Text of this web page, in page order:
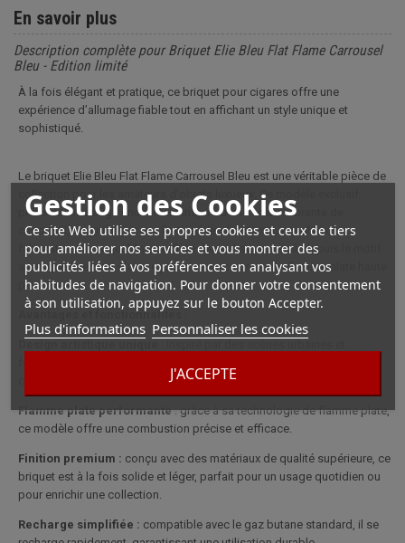
Gestion des Cookies
Ce site Web utilise ses propres cookies et ceux de tiers
pour améliorer nos services et vous montrer des
publicités liées à vos préférences en analysant vos
habitudes de navigation. Pour donner votre consentement
à son utilisation, appuyez sur le bouton Accepter.
Plus d'informations Personnaliser les cookies
J'ACCEPTE
En savoir plus
Description complète pour Briquet Elie Bleu Flat Flame Carrousel
Bleu - Edition limité
À la fois élégant et pratique, ce briquet pour cigares offre une
expérience d’allumage fiable tout en affichant un style unique et
sophistiqué.
Le briquet Elie Bleu Flat Flame Carrousel Bleu est une véritable pièce de
collection pour les amateurs d'objets luxueux. Ce modèle exclusif
présente un design enchanteur inspiré d’une scène vibrante de
carrousel, magnifié par une finition bleu éclatant. La qualité de
fabrication remarquable se reflète dans chaque détail, depuis le motif
artistique finement élaboré jusqu’au mécanisme de flamme plate haute
performance.
Avantages et fonctionnalités :
Flamme plate performante: grâce à sa technologie de flamme plate,
ce modèle offre une combustion précise et efficace.
Finition premium : conçu avec des matériaux de qualité supérieure, ce
briquet est à la fois solide et léger, parfait pour un usage quotidien ou
pour enrichir une collection.
Recharge simplifiée : compatible avec le gaz butane standard, il se